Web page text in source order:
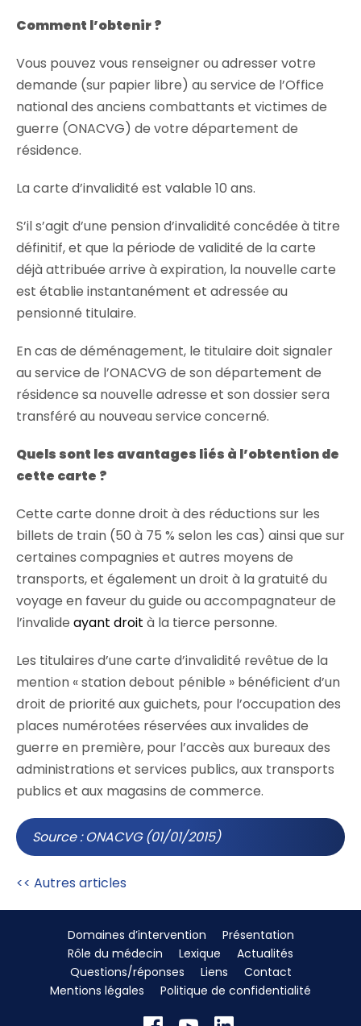
Comment l’obtenir ?
Vous pouvez vous renseigner ou adresser votre
demande (sur papier libre) au service de l’Office
national des anciens combattants et victimes de
guerre (ONACVG) de votre département de
résidence.
La carte d’invalidité est valable 10 ans.
S’il s’agit d’une pension d’invalidité concédée à titre
définitif, et que la période de validité de la carte
déjà attribuée arrive à expiration, la nouvelle carte
est établie instantanément et adressée au
pensionné titulaire.
En cas de déménagement, le titulaire doit signaler
au service de l’ONACVG de son département de
résidence sa nouvelle adresse et son dossier sera
transféré au nouveau service concerné.
Quels sont les avantages liés à l’obtention de
cette carte ?
Cette carte donne droit à des réductions sur les
billets de train (50 à 75 % selon les cas) ainsi que sur
certaines compagnies et autres moyens de
transports, et également un droit à la gratuité du
voyage en faveur du guide ou accompagnateur de
l’invalide ayant droit à la tierce personne.
Les titulaires d’une carte d’invalidité revêtue de la
mention « station debout pénible » bénéficient d’un
droit de priorité aux guichets, pour l’occupation des
places numérotées réservées aux invalides de
guerre en première, pour l’accès aux bureaux des
administrations et services publics, aux transports
publics et aux magasins de commerce.
Source : ONACVG (01/01/2015)
<< Autres articles
Domaines d’intervention
Présentation
Rôle du médecin
Lexique
Actualités
Questions/réponses
Liens
Contact
Mentions légales
Politique de confidentialité